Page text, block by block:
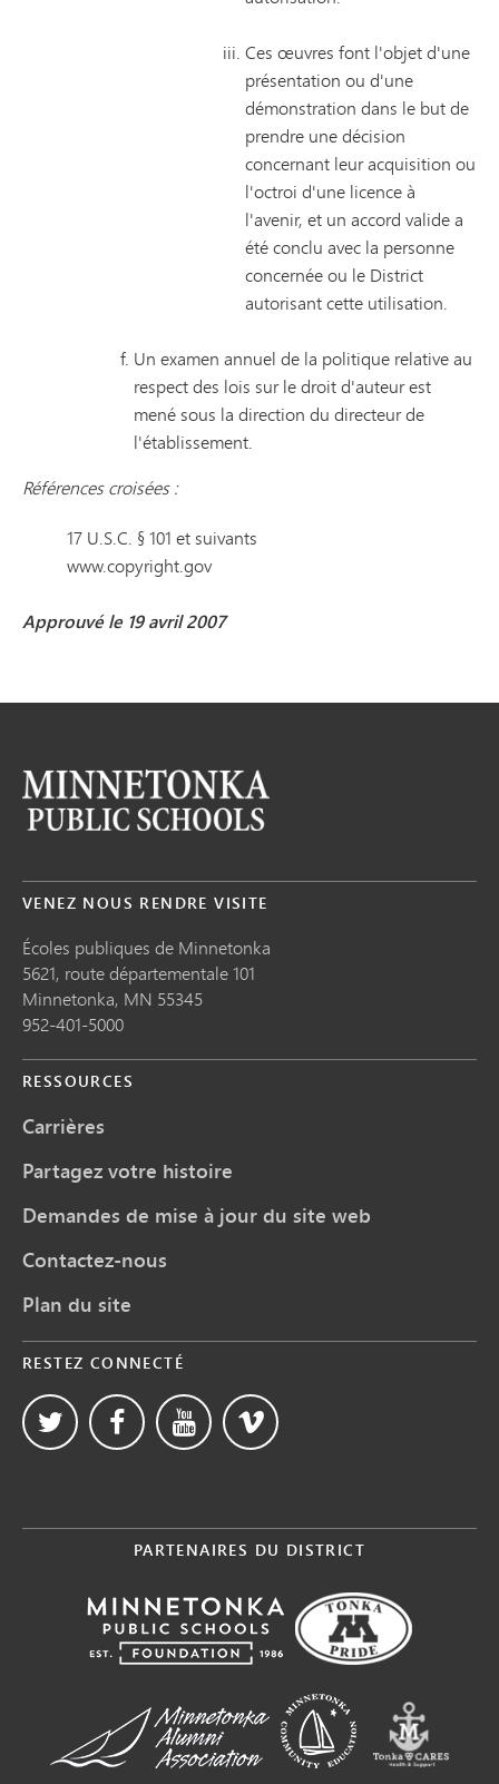
Ces œuvres font l'objet d'une
présentation ou d'une
démonstration dans le but de
prendre une décision
concernant leur acquisition ou
l'octroi d'une licence à
l'avenir, et un accord valide a
été conclu avec la personne
concernée ou le District
autorisant cette utilisation.
Un examen annuel de la politique relative au
respect des lois sur le droit d'auteur est
mené sous la direction du directeur de
l'établissement.
Références croisées :
17 U.S.C. § 101 et suivants
www.copyright.gov
Approuvé le 19 avril 2007
VENEZ NOUS RENDRE VISITE
Écoles publiques de Minnetonka
5621, route départementale 101
Minnetonka, MN 55345
952-401-5000
RESSOURCES
Carrières
Partagez votre histoire
Demandes de mise à jour du site web
Contactez-nous
Plan du site
RESTEZ CONNECTÉ
PARTENAIRES DU DISTRICT